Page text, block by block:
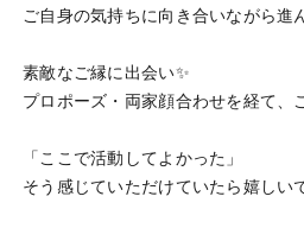
ご自身の気持ちに向き合いながら進
素敵なご縁に出会い✨
プロポーズ・両家顔合わせを経て、
「ここで活動してよかった」
そう感じていただけていたら嬉しい